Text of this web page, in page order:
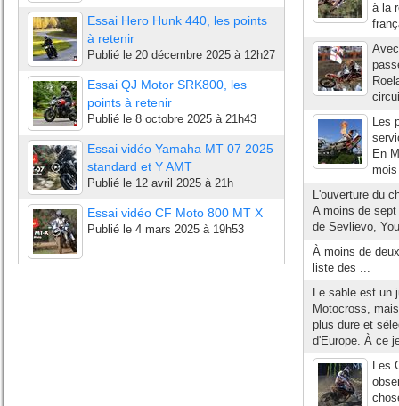
Essai Hero Hunk 440, les points
à retenir
Publié le 20 décembre 2025 à 12h27
Essai QJ Motor SRK800, les
points à retenir
Publié le 8 octobre 2025 à 21h43
Essai vidéo Yamaha MT 07 2025
standard et Y AMT
Publié le 12 avril 2025 à 21h
Essai vidéo CF Moto 800 MT X
Publié le 4 mars 2025 à 19h53
à la
Les
En
L'ouverture du
A moins de
de Sevlievo,
À moins de
liste des ...
Le sable est un
Motocross,
plus dure et
d'Europe. À ce
Les